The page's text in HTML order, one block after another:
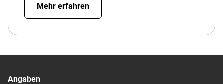
Mehr erfahren
Angaben